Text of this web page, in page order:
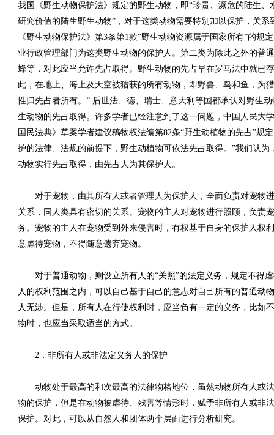
我国《野生动物保护法》规定的野生动物，即“珍贵、濒危的陆生
研究价值的陆生野生动物”，对于这类动物需要特别加以保护，关
《野生动物保护法》第3条第1款“野生动物资源属于国家所有”的规
业行政管理部门为这类野生动物的保护人。第二类为除此之外的普
蜂等，对此应当允许先占取得。野生动物的先占早在罗马法中就已
此，在地上、海上及天空被猎获的所有动物，即野兽、鸟和鱼，为
性归先占者所有。” 后世法、德、瑞士、意大利等国都承认对野生
生动物的先占取得。许多学者已经注意到了这一问题，中国人民大
国民法典》草案学者建议稿物权法编第82条“野生动植物的先占”规
护的法律、法规的前提下，野生动植物可依法先占取得。”我们认
动物实行先占取得，由先占人为其保护人。
对于宠物，由其所有人或者管理人为保护人，全面负责对宠物
关系，同人类具有密切的关系。宠物的主人对宠物进行照顾，负责
务。宠物的主人在宠物受到外来侵害时，有权基于自身的保护人权
意虐待宠物，不得随意遗弃宠物。
对于普通动物，则设立所有人的“关照”的法定义务，规定不得
人的权利范围之内，可以自己基于自己的意志对自己所有的普通动
人无涉。但是，所有人在行使权利时，应当负有一定的义务，比如
物时，也应当采取适当的方式。
2．非所有人或非法定义务人的保护
动物处于最高的和次最高的法律物格地位，虽然动物所有人或
物的保护，但是在动物被虐待、残害等情形时，赋予非所有人或非
保护。对此，可以从自然人和团体两个层面进行分析研究。